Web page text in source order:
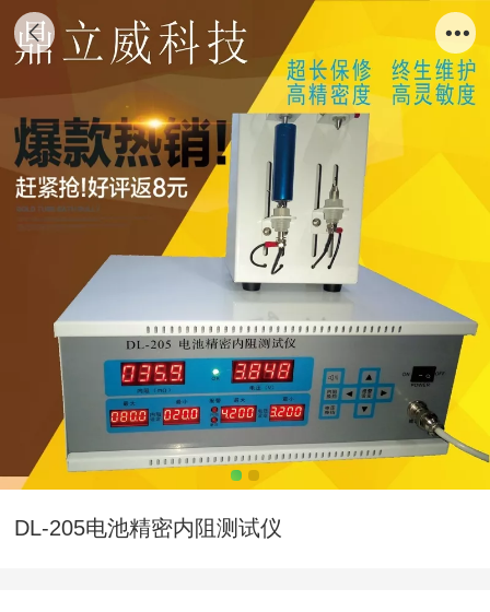
DL-205电池精密内阻测试仪